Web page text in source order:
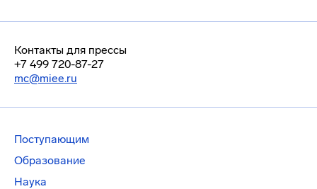
Контакты для прессы
+7 499 720-87-27
mc@miee.ru
Поступающим
Образование
Наука